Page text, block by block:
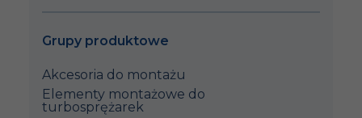
Grupy produktowe
Akcesoria do montażu
Elementy montażowe do
turbosprężarek